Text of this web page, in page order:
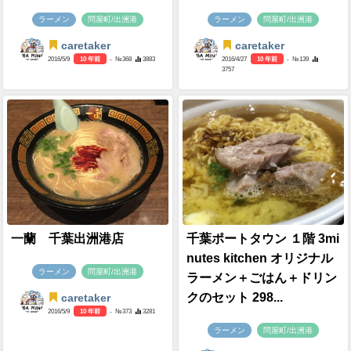
ラーメン 問屋町/出洲港
caretaker
2016/5/9 10 年前 - №368 3883
ラーメン 問屋町/出洲港
caretaker
2016/4/27 10 年前
- №139
3757
一蘭 千葉出洲港店
ラーメン 問屋町/出洲港
caretaker
2016/5/9 10 年前 - №373 3281
千葉ポートタウン １階 3mi
nutes kitchen オリジナル
ラーメン＋ごはん＋ドリン
クのセット 298...
ラーメン 問屋町/出洲港